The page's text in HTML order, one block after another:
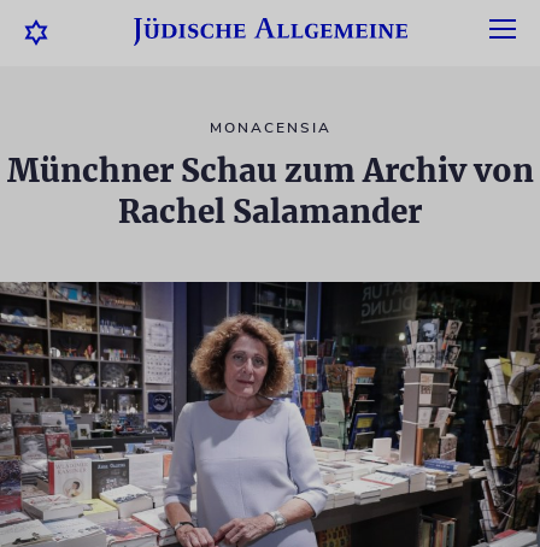
MONACENSIA
Münchner Schau zum Archiv von
Rachel Salamander